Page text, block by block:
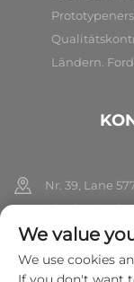
Ländern.
Nr. 39, Lane
Ningbo Stadt,
+86-
We value
We use cookies